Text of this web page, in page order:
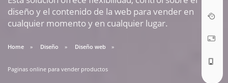
diseño y el contenido de la web para vender en
cualquier momento y en cualquier lugar.
Home Diseño Diseño web
Paginas online para vender productos
ABRIR TICKET